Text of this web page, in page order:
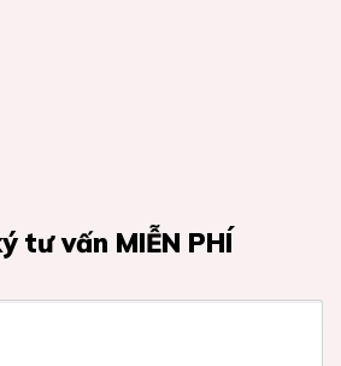
tư vấn MIỄN PHÍ